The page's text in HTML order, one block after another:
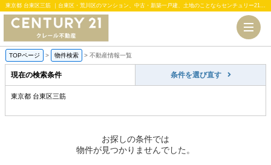
東京都 台東区三筋 ｜台東区・荒川区のマンション、中古・新築一戸建、土地のことならセンチュリー21クレール不動産
TOPページ > 物件検索 > 不動産情報一覧
現在の検索条件 条件を選び直す
東京都 台東区三筋
お探しの条件では
物件が見つかりませんでした。